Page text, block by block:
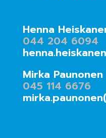
Henna
044 204 6094
Mirka Paunonen
045 114 6676